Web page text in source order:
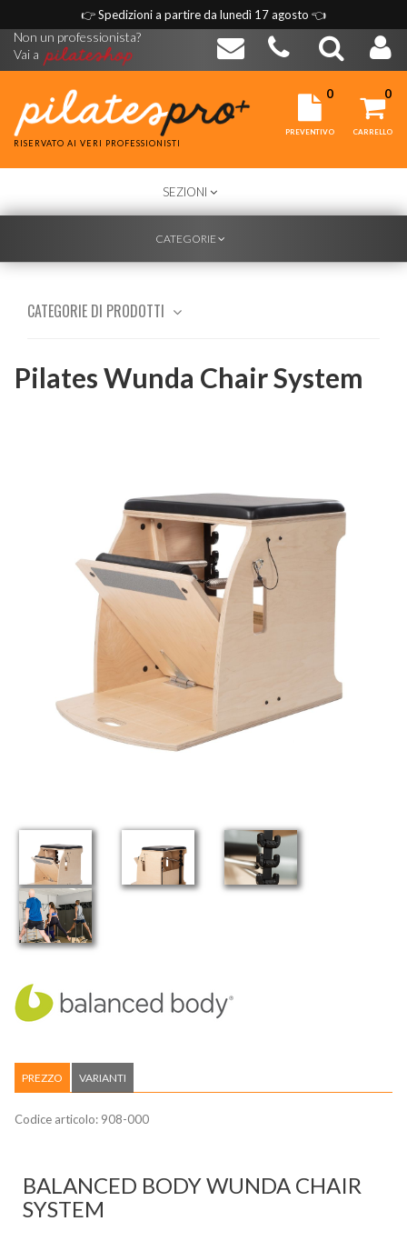
👉Spedizioni a partire da lunedì 17 agosto 👈
Non un professionista?
Vai a
RISERVATO AI VERI PROFESSIONISTI
0
PREVENTIVO
0
CARRELLO
TOGGLE
NAVIGATION
SEZIONI
TOGGLE
CATEGORIE
CATEGORIE DI PRODOTTI
Pilates Wunda Chair System
PREZZO VARIANTI
Codice articolo: 908-000
BALANCED BODY WUNDA CHAIR
SYSTEM